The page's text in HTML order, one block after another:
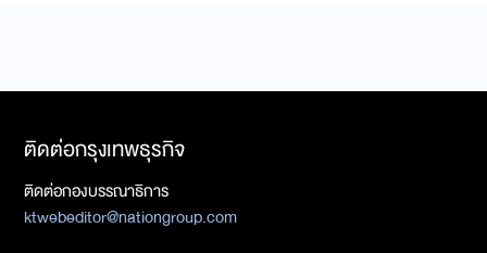
ติดต่อกรุงเทพธุรกิจ
ติดต่อกองบรรณาธิการ
ktwebeditor@nationgroup.com